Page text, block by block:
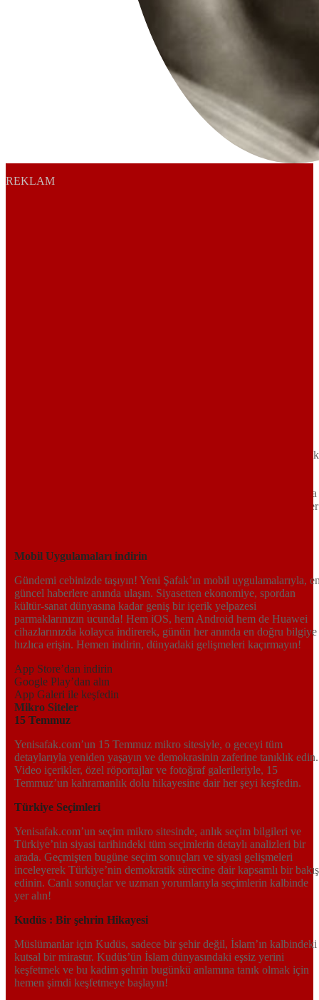
REKLAM
Tarafsız, dinamik ve derinlemesine habercilik anlayışıyla Yeni
bir yelpazede sunduğu haberlerle, hem Türkiye’de hem de dünyada
neler olup bittiğini anında öğrenin. Dijital platformlarıyla her an, her
Mobil Uygulamaları indirin
Gündemi cebinizde taşıyın! Yeni Şafak’ın mobil uygulamalarıyla,
güncel haberlere anında ulaşın. Siyasetten ekonomiye, spordan
kültür-sanat dünyasına kadar geniş bir içerik yelpazesi
parmaklarınızın ucunda! Hem iOS, hem Android hem de Huawei
cihazlarınızda kolayca indirerek, günün her anında en doğru bilgiye
hızlıca erişin. Hemen indirin, dünyadaki gelişmeleri kaçırmayın!
App Store’dan indirin
Google Play’dan alın
App Galeri ile keşfedin
Mikro Siteler
15 Temmuz
Yenisafak.com’un 15 Temmuz mikro sitesiyle, o geceyi tüm
detaylarıyla yeniden yaşayın ve demokrasinin zaferine tanıklık edin.
Video içerikler, özel röportajlar ve fotoğraf galerileriyle, 15
Temmuz’un kahramanlık dolu hikayesine dair her şeyi keşfedin.
Türkiye Seçimleri
Yenisafak.com’un seçim mikro sitesinde, anlık seçim bilgileri ve
Türkiye’nin siyasi tarihindeki tüm seçimlerin detaylı analizleri bir
arada. Geçmişten bugüne seçim sonuçları ve siyasi gelişmeleri
inceleyerek Türkiye’nin demokratik sürecine dair kapsamlı bir bakış
edinin. Canlı sonuçlar ve uzman yorumlarıyla seçimlerin kalbinde
yer alın!
Kudüs : Bir şehrin Hikayesi
Müslümanlar için Kudüs, sadece bir şehir değil, İslam’ın kalbindeki
kutsal bir mirastır. Kudüs’ün İslam dünyasındaki eşsiz yerini
keşfetmek ve bu kadim şehrin bugünkü anlamına tanık olmak için
hemen şimdi keşfetmeye başlayın!